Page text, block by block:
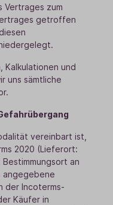
Vertrages zum
getroffen
Kalkulationen und
uns sämtliche
vereinbart ist,
2020 (Lieferort:
an
angegebene
der Incoterms-
Käufer in